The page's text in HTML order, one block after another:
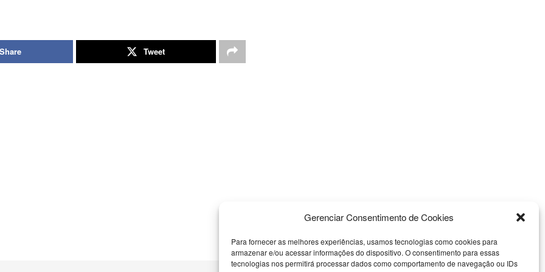
Gerenciar Consentimento de Cookies
Para fornecer as melhores experiências, usamos tecnologias como cookies para
armazenar e/ou acessar informações do dispositivo. O consentimento para essas
tecnologias nos permitirá processar dados como comportamento de navegação ou IDs
Tweet